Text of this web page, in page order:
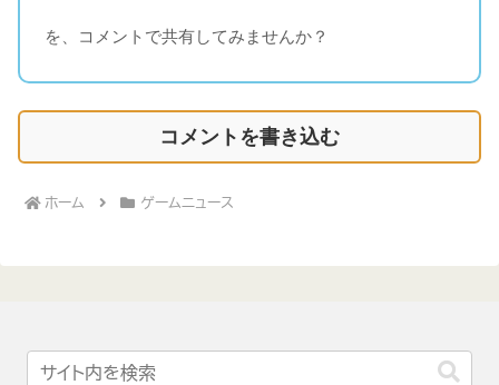
を、コメントで共有してみませんか？
コメントを書き込む
ホーム ゲームニュース